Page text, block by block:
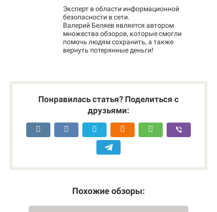
Эксперт в области информационной
безопасности в сети.
Валерий Беляев является автором
множества обзоров, которые смогли
помочь людям сохранить, а также
вернуть потерянные деньги!
Понравилась статья? Поделиться с
друзьями:
Похожие обзоры: